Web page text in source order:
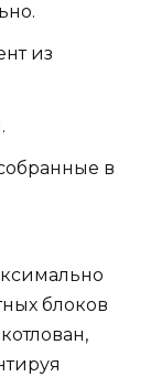
из
в
блоков